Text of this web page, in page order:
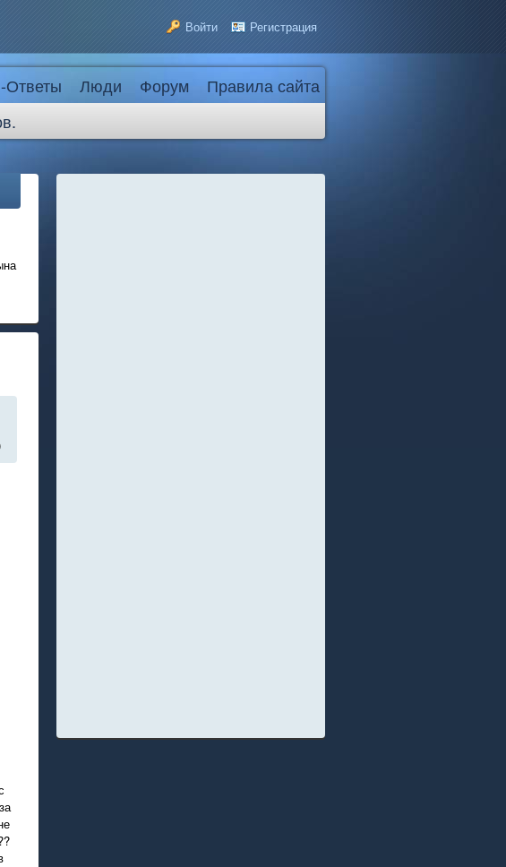
Войти Регистрация
Ответы Люди Форум
Правила сайта